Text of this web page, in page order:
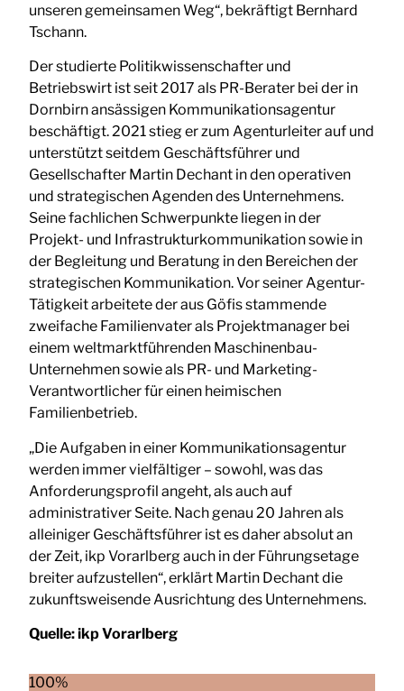
unseren gemeinsamen Weg“, bekräftigt Bernhard
Tschann.
Der studierte Politikwissenschafter und
Betriebswirt ist seit 2017 als PR-Berater bei der in
Dornbirn ansässigen Kommunikationsagentur
beschäftigt. 2021 stieg er zum Agenturleiter auf und
unterstützt seitdem Geschäftsführer und
Gesellschafter Martin Dechant in den operativen
und strategischen Agenden des Unternehmens.
Seine fachlichen Schwerpunkte liegen in der
Projekt- und Infrastrukturkommunikation sowie in
der Begleitung und Beratung in den Bereichen der
strategischen Kommunikation. Vor seiner Agentur-
Tätigkeit arbeitete der aus Göfis stammende
zweifache Familienvater als Projektmanager bei
einem weltmarktführenden Maschinenbau-
Unternehmen sowie als PR- und Marketing-
Verantwortlicher für einen heimischen
Familienbetrieb.
„Die Aufgaben in einer Kommunikationsagentur
werden immer vielfältiger – sowohl, was das
Anforderungsprofil angeht, als auch auf
administrativer Seite. Nach genau 20 Jahren als
alleiniger Geschäftsführer ist es daher absolut an
der Zeit, ikp Vorarlberg auch in der Führungsetage
breiter aufzustellen“, erklärt Martin Dechant die
zukunftsweisende Ausrichtung des Unternehmens.
Quelle:ikp Vorarlberg
100%